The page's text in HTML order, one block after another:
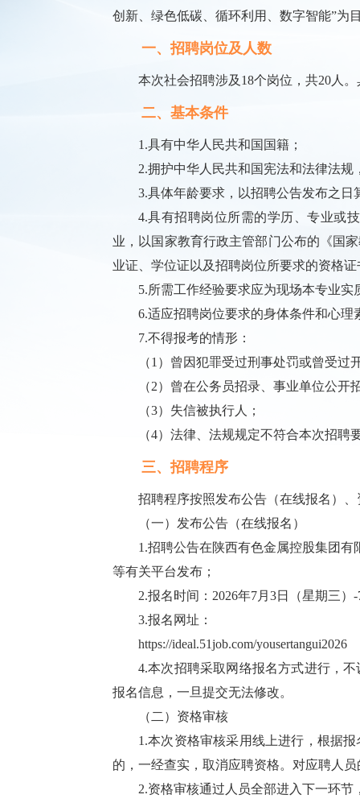
创新、绿色低碳、循环利用、数字智能”为
一、招聘岗位及人数
本次社会招聘涉及18个岗位，共20人
二、基本条件
1.具有中华人民共和国国籍；
2.拥护中华人民共和国宪法和法律法
3.具体年龄要求，以招聘公告发布之
4.具有招聘岗位所需的学历、专业或
业，以国家教育行政主管部门公布的《国
业证、学位证以及招聘岗位所要求的资格
5.所需工作经验要求应为现场本专业实
6.适应招聘岗位要求的身体条件和心理
7.不得报考的情形：
（1）曾因犯罪受过刑事处罚或曾受
（2）曾在公务员招录、事业单位公
（3）失信被执行人；
（4）法律、法规规定不符合本次招聘
三、招聘程序
招聘程序按照发布公告（在线报名）
（一）发布公告（在线报名）
1.招聘公告在陕西有色金属控股集团有
等有关平台发布；
2.报名时间：2026年7月3日（星期三）
3.报名网址：
https://ideal.51job.com/yousertangui2026
4.本次招聘采取网络报名方式进行，
报名信息，一旦提交无法修改。
（二）资格审核
1.本次资格审核采用线上进行，根据
的，一经查实，取消应聘资格。对应聘人
2.资格审核通过人员全部进入下一环